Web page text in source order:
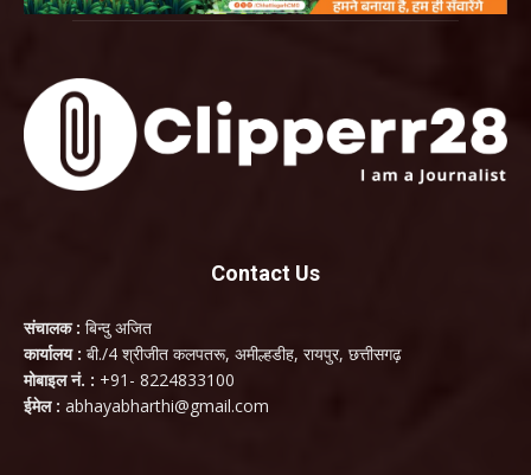
Contact Us
संचालक : बिन्दु अजित
कार्यालय : बी./4 श्रीजीत कलपतरू, अमील्हडीह, रायपुर, छत्तीसगढ़
मोबाइल नं. : +91- 8224833100
ईमेल : abhayabharthi@gmail.com